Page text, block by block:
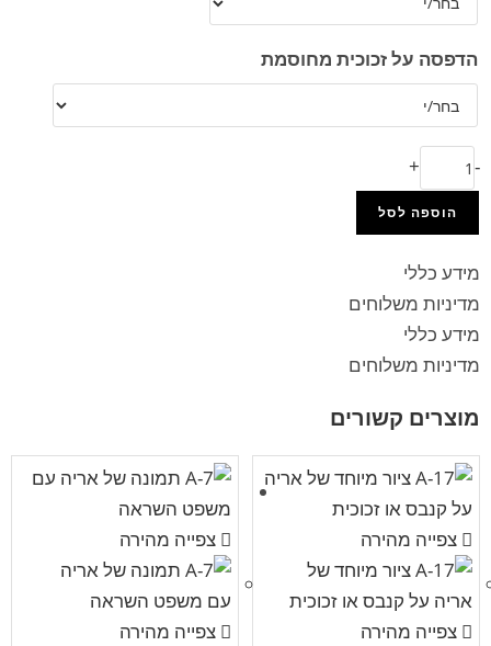
הדפסה על זכוכית מחוסמת
-
+
הוספה לסל
מידע כללי
מדיניות משלוחים
מידע כללי
מדיניות משלוחים
מוצרים קשורים
צפייה מהירה
צפייה מהירה
צפייה מהירה
צפייה מהירה